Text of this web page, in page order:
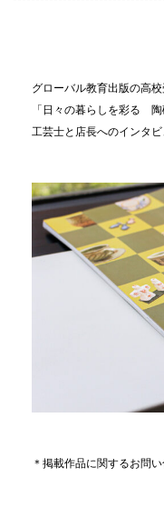
グローバル教育出版の高
「日々の暮らしを彩る
工芸士と店長へのインタビ
＊掲載作品に関するお問